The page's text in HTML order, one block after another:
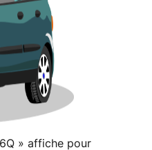
» affiche pour